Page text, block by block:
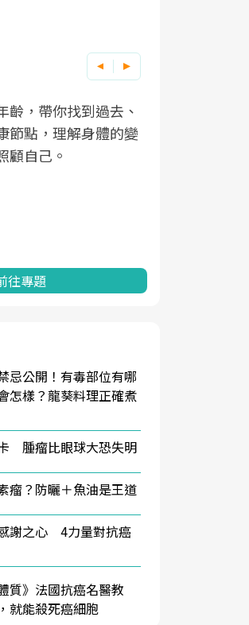
齡，帶你找到過去、
節點，理解身體的變
顧自己。
往專題
忌公開！有毒部位有哪
怎樣？龍葵料理正確煮
腫瘤比眼球大恐失明
瘤？防曬＋魚油是王道
謝之心 4力量對抗癌
質》法國抗癌名醫教
就能殺死癌細胞